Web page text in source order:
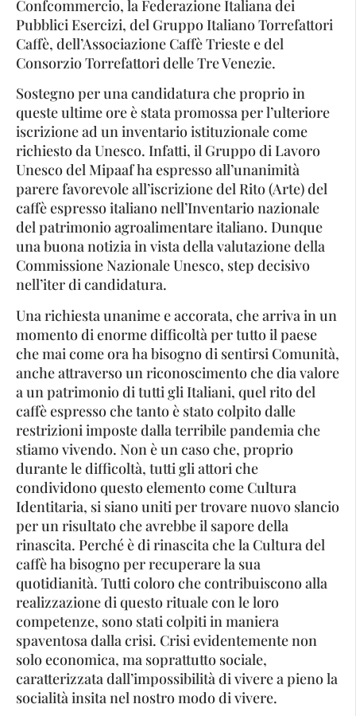
Confcommercio, la Federazione Italiana dei
Pubblici Esercizi, del Gruppo Italiano Torrefattori
Caffè, dell’Associazione Caffè Trieste e del
Consorzio Torrefattori delle Tre Venezie.
Sostegno per una candidatura che proprio in
queste ultime ore è stata promossa per l’ulteriore
iscrizione ad un inventario istituzionale come
richiesto da Unesco. Infatti, il Gruppo di Lavoro
Unesco del Mipaaf ha espresso all’unanimità
parere favorevole all’iscrizione del Rito (Arte) del
caffè espresso italiano nell’Inventario nazionale
del patrimonio agroalimentare italiano. Dunque
una buona notizia in vista della valutazione della
Commissione Nazionale Unesco, step decisivo
nell’iter di candidatura.
Una richiesta unanime e accorata, che arriva in un
momento di enorme difficoltà per tutto il paese
che mai come ora ha bisogno di sentirsi Comunità,
anche attraverso un riconoscimento che dia valore
a un patrimonio di tutti gli Italiani, quel rito del
caffè espresso che tanto è stato colpito dalle
restrizioni imposte dalla terribile pandemia che
stiamo vivendo. Non è un caso che, proprio
durante le difficoltà, tutti gli attori che
condividono questo elemento come Cultura
Identitaria, si siano uniti per trovare nuovo slancio
per un risultato che avrebbe il sapore della
rinascita. Perché è di rinascita che la Cultura del
caffè ha bisogno per recuperare la sua
quotidianità. Tutti coloro che contribuiscono alla
realizzazione di questo rituale con le loro
competenze, sono stati colpiti in maniera
spaventosa dalla crisi. Crisi evidentemente non
solo economica, ma soprattutto sociale,
caratterizzata dall’impossibilità di vivere a pieno la
socialità insita nel nostro modo di vivere.